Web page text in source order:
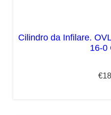
Cilindro da Infilare.
16-0
€